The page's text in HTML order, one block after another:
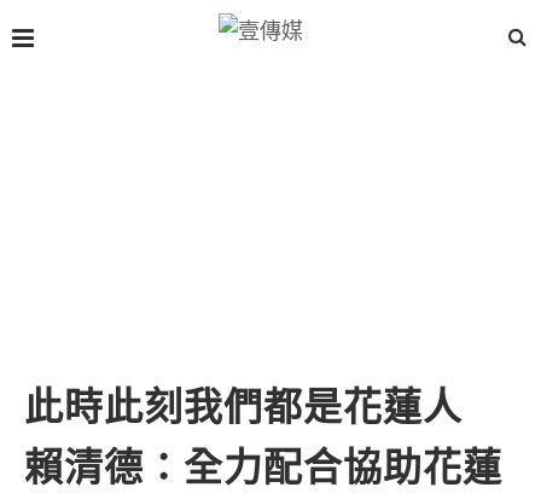
此時此刻我們都是花蓮人
賴清德：全力配合協助花蓮